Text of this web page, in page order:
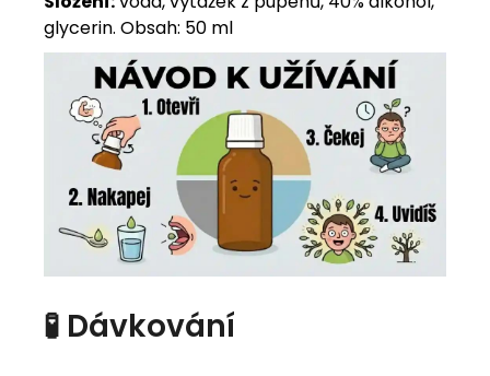
glycerin. Obsah: 50 ml
🧪 Dávkování